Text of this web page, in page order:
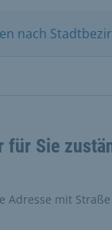
nach
für Sie
Adresse mit